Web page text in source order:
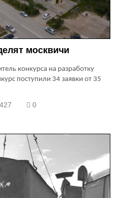
москвичи
конкурса на разработку
поступили 34 заявки от 35
0